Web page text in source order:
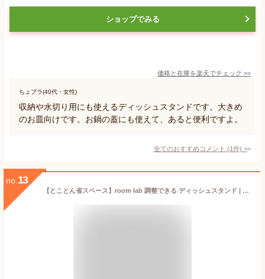
ショップでみる
価格と在庫を楽天でチェック >>
ちょプラ(40代・女性)
収納や水切り用にも使えるディッシュスタンドです。大きめ
のお皿向けです。お鍋の蓋にも使えて、あると便利ですよ。
全てのおすすめコメント (1件) >
no. 13
【とことん省スペース】room lab 調整できる ディッシュスタンド | 皿立て お皿 ディッシュラック シンク下 収納 食器ラック 食器 収納棚 小皿 収納用品 縦 一人暮らし キッチン 狭い 有効活用 キッチン収納 白 ホワイト シンプル おしゃれ かわいい スリム コンパクト